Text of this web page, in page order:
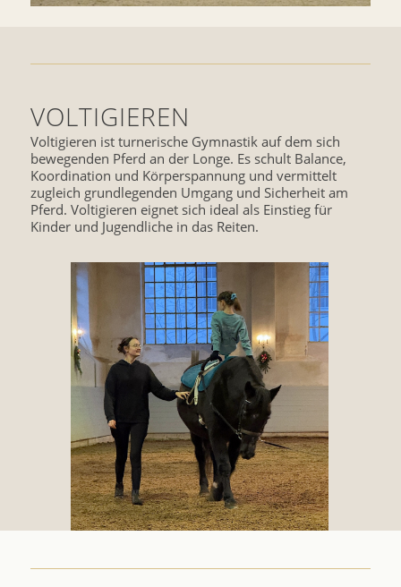
VOLTIGIEREN
Voltigieren ist turnerische Gymnastik auf dem sich
bewegenden Pferd an der Longe. Es schult Balance,
Koordination und Körperspannung und vermittelt
zugleich grundlegenden Umgang und Sicherheit am
Pferd. Voltigieren eignet sich ideal als Einstieg für
Kinder und Jugendliche in das Reiten.